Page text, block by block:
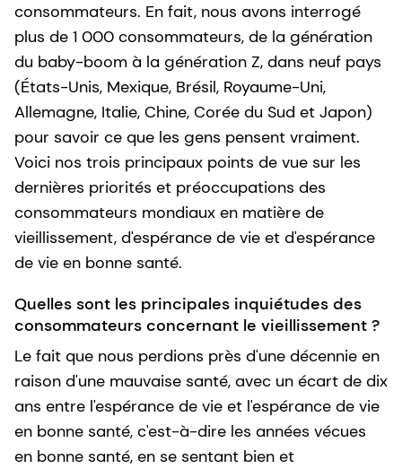
consommateurs. En fait, nous avons interrogé
plus de 1 000 consommateurs, de la génération
du baby-boom à la génération Z, dans neuf pays
(États-Unis, Mexique, Brésil, Royaume-Uni,
Allemagne, Italie, Chine, Corée du Sud et Japon)
pour savoir ce que les gens pensent vraiment.
Voici nos trois principaux points de vue sur les
dernières priorités et préoccupations des
consommateurs mondiaux en matière de
vieillissement, d'espérance de vie et d'espérance
de vie en bonne santé.
Quelles sont les principales inquiétudes des
consommateurs concernant le vieillissement ?
Le fait que nous perdions près d'une décennie en
raison d'une mauvaise santé, avec un écart de dix
ans entre l'espérance de vie et l'espérance de vie
en bonne santé, c'est-à-dire les années vécues
en bonne santé, en se sentant bien et